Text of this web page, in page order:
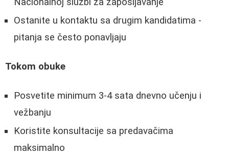
Ostanite u kontaktu sa drugim kandidatima -
pitanja se često ponavljaju
Tokom obuke
Posvetite minimum 3-4 sata dnevno učenju i
vežbanju
Koristite konsultacije sa predavačima
maksimalno